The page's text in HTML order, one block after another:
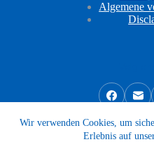
Wir verwenden Cookies, um
Erlebnis auf
Algemene